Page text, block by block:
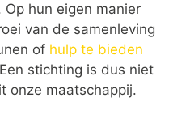
Op hun eigen manier
van de samenleving
of hulp te bieden
stichting is dus niet
onze maatschappij.